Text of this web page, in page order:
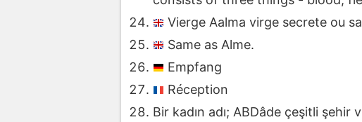
Vierge Aalma virge secrete ou
Same as Alme.
Empfang
Réception
Bir kadın adı; ABDâde çeşitli